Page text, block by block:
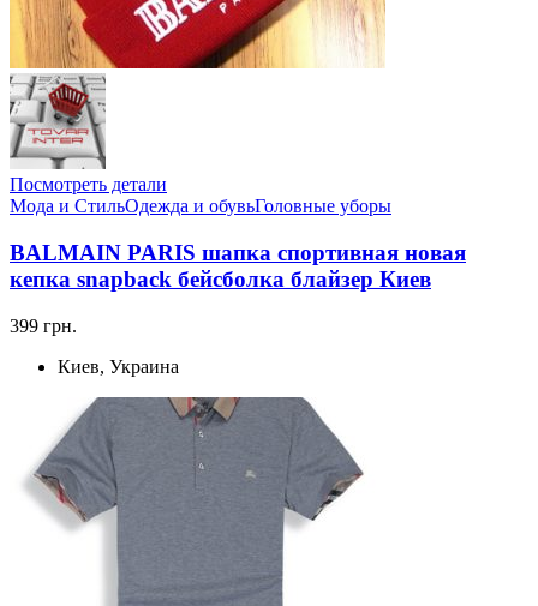
Посмотреть детали
Мода и СтильОдежда и обувьГоловные уборы
BALMAIN PARIS шапка спортивная новая
кепка snapback бейсболка блайзер Киев
399 грн.
Киев, Украина